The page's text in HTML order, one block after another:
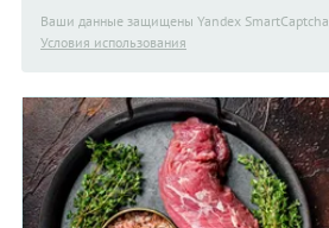
Ваши данные защищены Yandex SmartCaptcha
Условия использования